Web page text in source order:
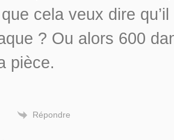
cela veux dire
? Ou alors 600
pièce.
Répondre